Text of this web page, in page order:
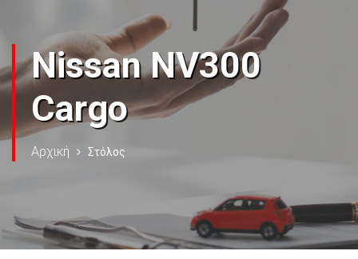
Nissan NV300
Cargo
Αρχική Στόλος